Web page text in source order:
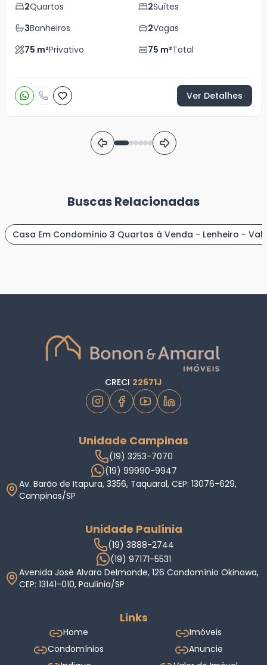
2Quartos 2Suítes
3Banheiros 2Vagas
75 m²Privativo 75 m²Total
Ver Detalhes
Buscas Relacionadas
Casa Em Condomínio 3 Quartos à Venda - Lenheiro -
CRECI 22671J
Unidade Campinas
(19) 3253-7070
(19) 99990-9947
Av. Barão de Itapura, 3356, Taquaral, CEP: 13076-629,
Campinas/SP
Unidade Paulínia
(19) 3888-2744
(19) 97171-5531
Avenida José Alvaro Delmonde, 126 Condomínio Okinawa,
CEP: 13141-010, Paulínia/SP
Links
Home
Imóveis
Condomínios
Anuncie